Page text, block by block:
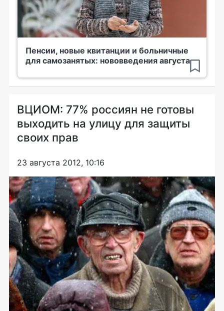
Пенсии, новые квитанции и больничные
для самозанятых: нововведения августа
ВЦИОМ: 77% россиян не готовы
выходить на улицу для защиты
своих прав
23 августа 2012, 10:16